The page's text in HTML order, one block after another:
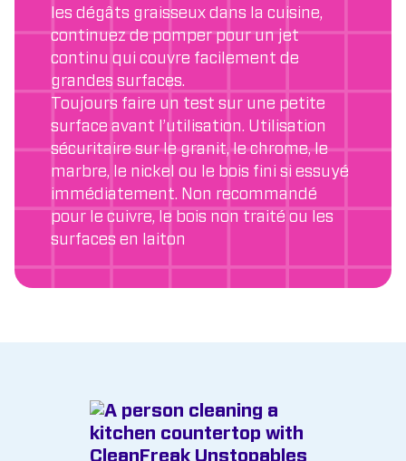
les dégâts graisseux dans la cuisine,
continuez de pomper pour un jet
continu qui couvre facilement de
grandes surfaces.
Toujours faire un test sur une petite
surface avant l’utilisation. Utilisation
sécuritaire sur le granit, le chrome, le
marbre, le nickel ou le bois fini si essuyé
immédiatement. Non recommandé
pour le cuivre, le bois non traité ou les
surfaces en laiton